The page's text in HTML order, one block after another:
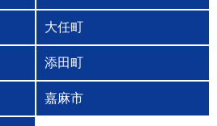
大任町
添田町
嘉麻市